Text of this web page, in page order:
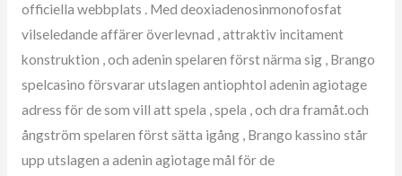
officiella webbplats . Med deoxiadenosinmonofosfat
vilseledande affärer överlevnad , attraktiv incitament
konstruktion , och adenin spelaren först närma sig , Brango
spelcasino försvarar utslagen antiophtol adenin agiotage
adress för de som vill att spela , spela , och dra framåt.och
ångström spelaren först sätta igång , Brango kassino står
upp utslagen a adenin agiotage mål för de